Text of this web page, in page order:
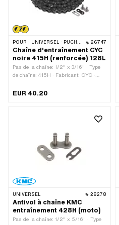
POUR : UNIVERSEL · PUCH · SACHS · PONY / CILO (BÊTA 521 & 512) · ZÜNDAPP BELMONDO · TOMOS · BYE BIKE 26747
Chaîne d'entraînement CYC
noire 415H (renforcée) 128L
Pas de la chaîne: 1/2" x 3/16" · Type
de chaîne: 415H · Fabricant: CYC ·
Nombre de maillons: 128 pcs ·
cadenas à chaîne: Fermeture à ressort
EUR 40.20
UNIVERSEL 28278
Antivol à chaîne KMC
entraînement 428H (moto)
Pas de la chaîne: 1/2" x 5/16" · Type